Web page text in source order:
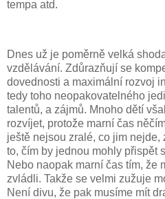
tempa atd.
Dnes už je poměrně velká
vzdělávání. Zdůrazňují se
dovednosti a maximální rozvoj
tedy toho neopakovatelného
talentů, a zájmů. Mnoho dětí
rozvíjet, protože marní čas
ještě nejsou zralé, co jim nejde,
to, čím by jednou mohly přispět
Nebo naopak marní čas tím, že
zvládli. Takže se velmi zužuje
Není divu, že pak musíme mít